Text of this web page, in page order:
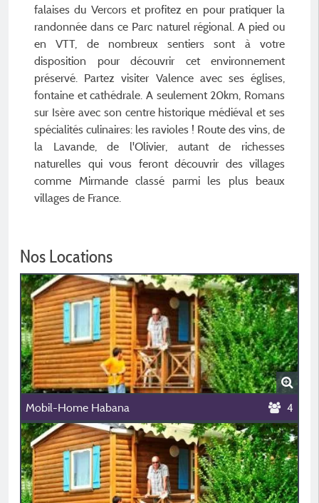
falaises du Vercors et profitez en pour pratiquer la
randonnée dans ce Parc naturel régional. A pied ou
en VTT, de nombreux sentiers sont à votre
disposition pour découvrir cet environnement
préservé. Partez visiter Valence avec ses églises,
fontaine et cathédrale. A seulement 20km, Romans
sur Isère avec son centre historique médiéval et ses
spécialités culinaires: les ravioles ! Route des vins, de
la Lavande, de l'Olivier, autant de richesses
naturelles qui vous feront découvrir des villages
comme Mirmande classé parmi les plus beaux
villages de France.
Nos Locations
Mobil-Home Habana 4